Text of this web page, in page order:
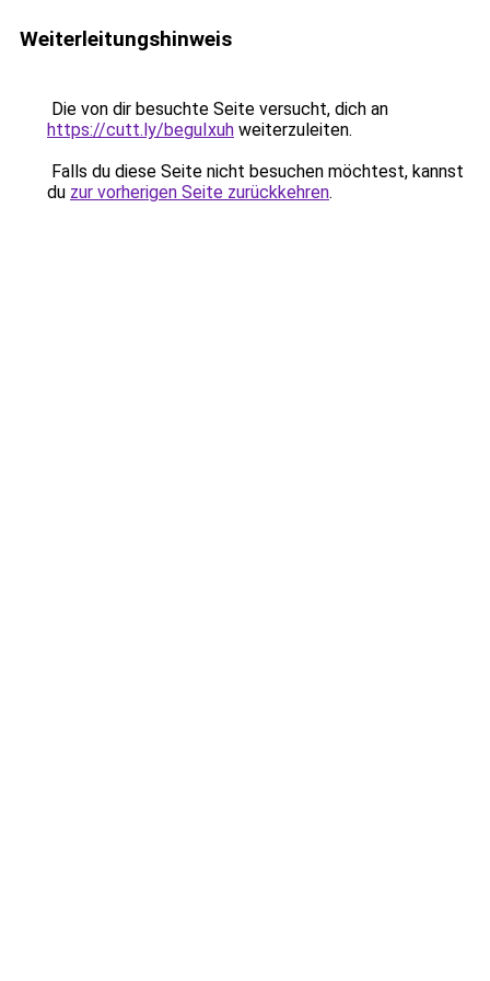
Weiterleitungshinweis
Die von dir besuchte Seite versucht, dich an
https://cutt.ly/beguIxuh weiterzuleiten.
Falls du diese Seite nicht besuchen möchtest, kannst
du zur vorherigen Seite zurückkehren.